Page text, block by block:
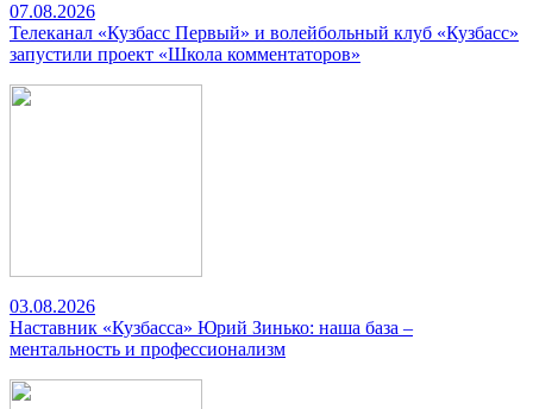
07.08.2026
Телеканал «Кузбасс Первый» и волейбольный клуб «Кузбасс»
запустили проект «Школа комментаторов»
03.08.2026
Наставник «Кузбасса» Юрий Зинько: наша база –
ментальность и профессионализм